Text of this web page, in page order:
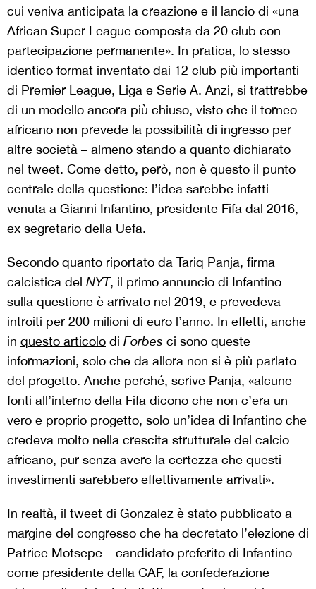
cui veniva anticipata la creazione e il lancio di «una
African Super League composta da 20 club con
partecipazione permanente». In pratica, lo stesso
identico format inventato dai 12 club più importanti
di Premier League, Liga e Serie A. Anzi, si trattrebbe
di un modello ancora più chiuso, visto che il torneo
africano non prevede la possibilità di ingresso per
altre società – almeno stando a quanto dichiarato
nel tweet. Come detto, però, non è questo il punto
centrale della questione: l’idea sarebbe infatti
venuta a Gianni Infantino, presidente Fifa dal 2016,
ex segretario della Uefa.
Secondo quanto riportato da Tariq Panja, firma
calcistica del NYT, il primo annuncio di Infantino
sulla questione è arrivato nel 2019, e prevedeva
introiti per 200 milioni di euro l’anno. In effetti, anche
in questo articolo di Forbes ci sono queste
informazioni, solo che da allora non si è più parlato
del progetto. Anche perché, scrive Panja, «alcune
fonti all’interno della Fifa dicono che non c’era un
vero e proprio progetto, solo un’idea di Infantino che
credeva molto nella crescita strutturale del calcio
africano, pur senza avere la certezza che questi
investimenti sarebbero effettivamente arrivati».
In realtà, il tweet di Gonzalez è stato pubblicato a
margine del congresso che ha decretato l’elezione di
Patrice Motsepe – candidato preferito di Infantino –
come presidente della CAF, la confederazione